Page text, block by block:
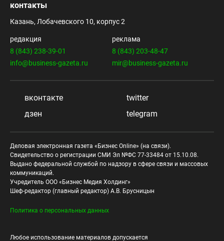
контакты
Казань, Лобачевского 10, корпус 2
редакция
8 (843) 238-39-01
info@business-gazeta.ru
реклама
8 (843) 203-48-47
mir@business-gazeta.ru
вконтакте
twitter
дзен
telegram
Деловая электронная газета «Бизнес Online» (на связи).
Свидетельство о регистрации СМИ Эл №ФС 77-33484 от 15.10.08.
Выдано федеральной службой по надзору в сфере связи и массовых
коммуникаций.
Учредитель ООО «Бизнес Медия Холдинг»
Шеф-редактор (главный редактор) А.В. Брусницын
Политика о персональных данных
Любое использование материалов допускается